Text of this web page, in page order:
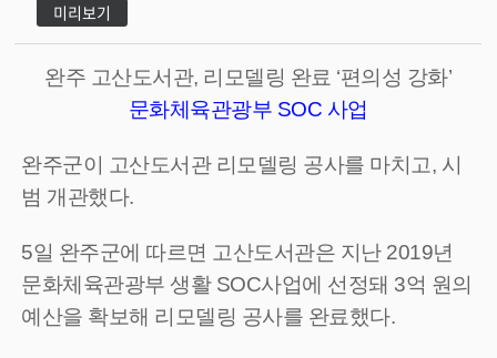
미리보기
완주 고산도서관, 리모델링 완료 ‘편의성 강화’
문화체육관광부 SOC 사업
완주군이 고산도서관 리모델링 공사를 마치고, 시
범 개관했다.
5일 완주군에 따르면 고산도서관은 지난 2019년
문화체육관광부 생활 SOC사업에 선정돼 3억 원의
예산을 확보해 리모델링 공사를 완료했다.